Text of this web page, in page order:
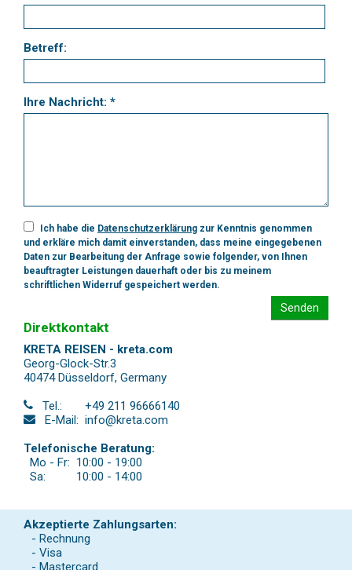
Betreff:
Ihre Nachricht: *
Ich habe die Datenschutzerklärung zur Kenntnis genommen
und erkläre mich damit einverstanden, dass meine eingegebenen
Daten zur Bearbeitung der Anfrage sowie folgender, von Ihnen
beauftragter Leistungen dauerhaft oder bis zu meinem
schriftlichen Widerruf gespeichert werden.
Senden
Direktkontakt
KRETA REISEN - kreta.com
Georg-Glock-Str.3
40474 Düsseldorf, Germany
Tel.:
+49 211 96666140
E-Mail: info@kreta.com
Telefonische Beratung:
Mo - Fr: 10:00 - 19:00
Sa:
10:00 - 14:00
Akzeptierte Zahlungsarten:
- Rechnung
- Visa
- Mastercard